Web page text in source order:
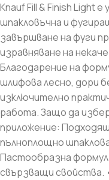
Knauf Fill & Finish Light
шпакловъчна и
завършване на фуги
изравняване на
Благодарение на
шлифова лесно, дори
изключително
работа. Защо да
приложение:
пълноплощно
Пастообразна
свързващи свойства.